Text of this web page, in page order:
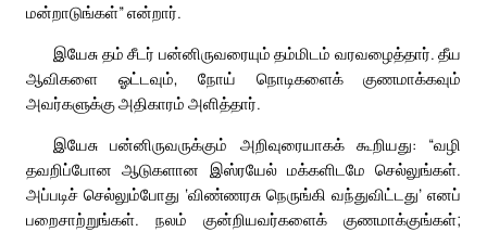
மன்றாடுங்கள்” என்றார்.
இயேசு தம் சீடர் பன்னிருவரையும் தம்மிடம் வரவழைத்தார். தீய
ஆவிகளை ஓட்டவும், நோய் நொடிகளைக் குணமாக்கவும்
அவர்களுக்கு அதிகாரம் அளித்தார்.
இயேசு பன்னிருவருக்கும் அறிவுரையாகக் கூறியது: “வழி
தவறிப்போன ஆடுகளான இஸ்ரயேல் மக்களிடமே செல்லுங்கள்.
அப்படிச் செல்லும்போது ‘விண்ணரசு நெருங்கி வந்துவிட்டது’ எனப்
பறைசாற்றுங்கள். நலம் குன்றியவர்களைக் குணமாக்குங்கள்;